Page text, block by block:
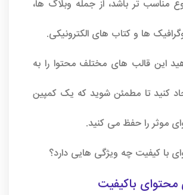
تر باشد، از جمله وبلاگ ها،
ها و کتاب های الکترونیکی.
این قالب های مختلف محتوا را به
کنید تا مطمئن شوید که یک کمپین
موثر را حفظ می کنید.
با کیفیت چه ویژگی هایی دارد؟
باکیفیت